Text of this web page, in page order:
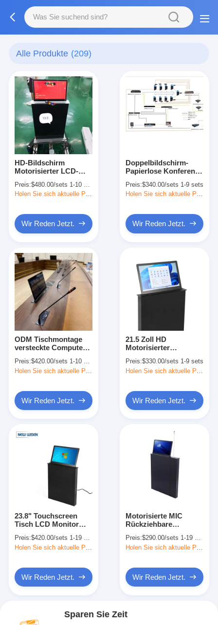
Alle Produkte (209)
HD-Bildschirm
Motorisierter LCD-
Computer 13,3 Zoll
OEM
Preis:$480.00/sets 1-10 sets
Holen Sie sich aktuelle Preis
Wir Reden Jetzt.
Doppelbildschirm-
Papierlose Konferenz
Monitorliftsystem
Aluminium gebürstet
Preis:$340.00/sets 1-9 sets
Holen Sie sich aktuelle Preis
Wir Reden Jetzt.
ODM Tischmontage
versteckte Computer-
Netzwerkkonferenzen
Preis:$420.00/sets 1-10 sets
Wir Reden Jetzt.
21.5 Zoll HD
Motorisierter
Monitor Lift Display
für Konferenzen
Preis:$330.00/sets 1-9 sets
Wir Reden Jetzt.
23.8" Touchscreen
Tisch LCD Monitor
Konferenzsystem
Lösung
Preis:$420.00/sets 1-19 sets
Wir Reden Jetzt.
Motorisierte MIC
Rückziehbare
für papierlose
Konferenzen
Preis:$290.00/sets 1-19 sets
Wir Reden Jetzt.
Sparen Sie Zeit